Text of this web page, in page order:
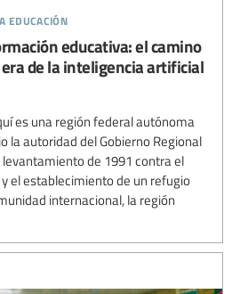
educación
educativa: el camino
de la inteligencia artificial
es una región federal autónoma
la autoridad del Gobierno Regional
levantamiento de 1991 contra el
el establecimiento de un refugio
internacional, la región